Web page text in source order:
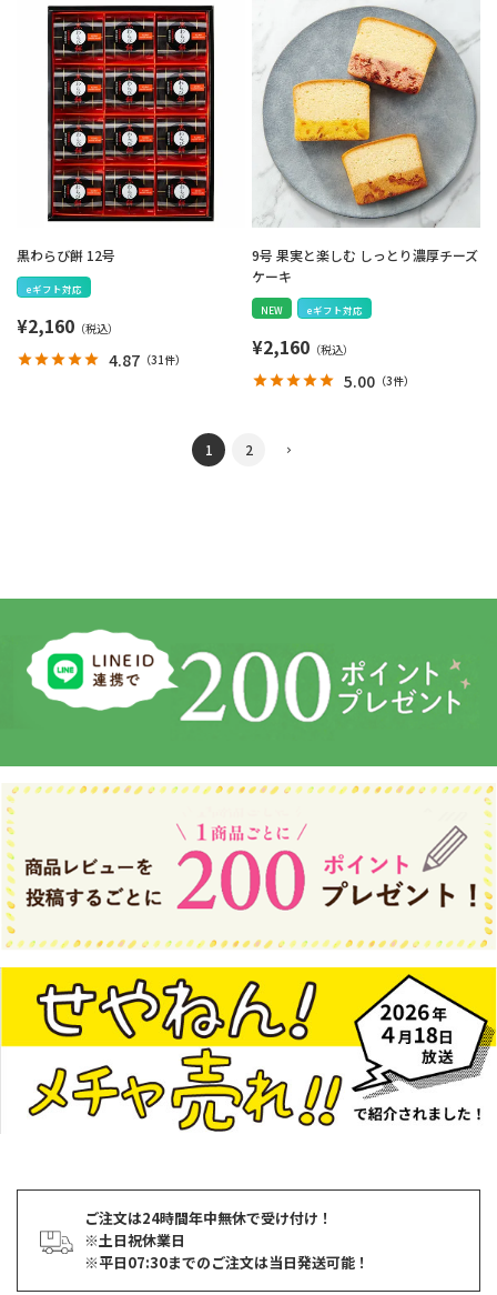
黒わらび餅 12号
eギフト対応
¥2,160
4.87 （31件）
9号 果実と楽しむ しっとり濃厚チーズ
ケーキ
NEW eギフト対応
¥2,160
5.00 （3件）
1 2
ご注文は24時間年中無休で受け付け！
※土日祝休業日
※平日07:30までのご注文は当日発送可能！